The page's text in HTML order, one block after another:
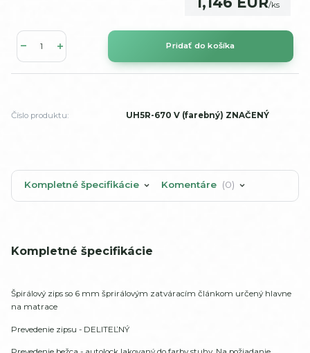
/ks
Pridať do košíka
Číslo produktu: UH5R-670 V (farebný) ZNAČENÝ
Kompletné špecifikácie Komentáre 0
Kompletné špecifikácie
Špirálový zips so 6 mm šprirálovým zatváracím článkom určený hlavne
na matrace
Prevedenie zipsu - DELITEĽNÝ